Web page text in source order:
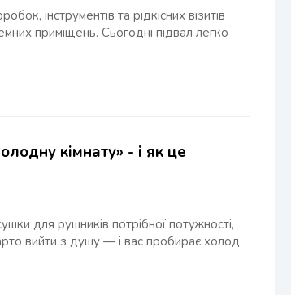
інструментів та рідкісних візитів
приміщень. Сьогодні підвал легко
кімнату» - і як це
для рушників потрібної потужності,
вийти з душу — і вас пробирає холод.